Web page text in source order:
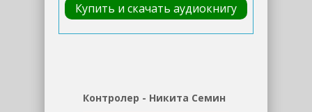
Купить и скачать аудиокнигу
Контролер - Никита Семин